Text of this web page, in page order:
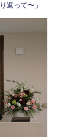
返って〜」